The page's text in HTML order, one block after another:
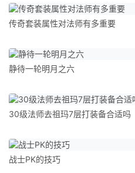
传奇套装属性对法师有多重要
静待一轮明月之六
30级法师去祖玛7层打装备合适吗
战士PK的技巧